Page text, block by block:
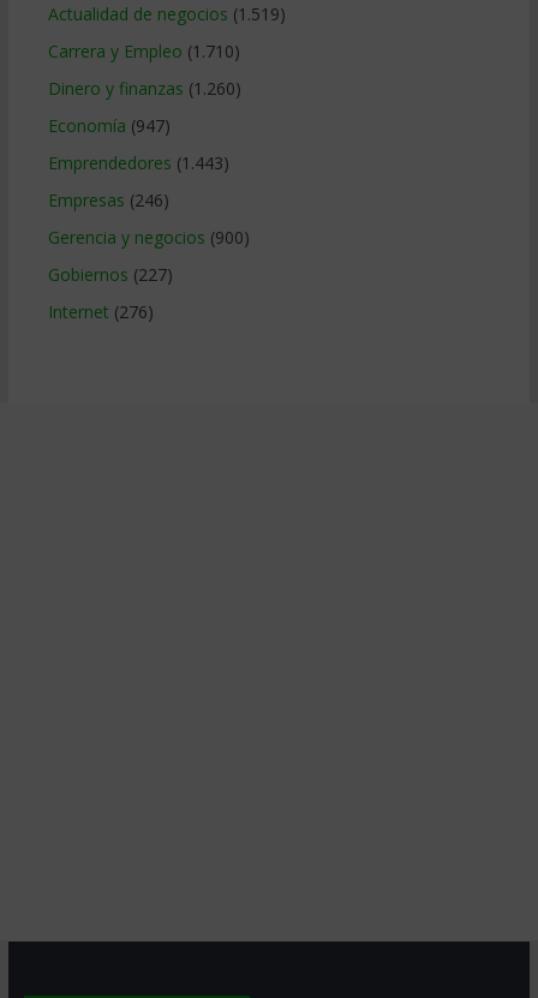
Actualidad de negocios (1.519)
Carrera y Empleo (1.710)
Dinero y finanzas (1.260)
Economía (947)
Emprendedores (1.443)
Empresas (246)
Gerencia y negocios (900)
Gobiernos (227)
Internet (276)